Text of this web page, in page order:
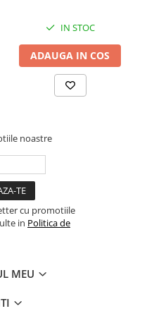
IN STOC
ADAUGA IN COS
noastre
cu promotiile
in Politica de
MEU